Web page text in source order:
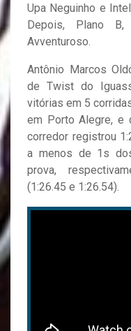
Upa Neguinho e
Depois, Plano
Avventuroso.
Antônio Marcos
de Twist do
vitórias em 5
em Porto Alegre, e
corredor registrou
a menos de 1s
prova,
(1:26.45 e 1:26.54).